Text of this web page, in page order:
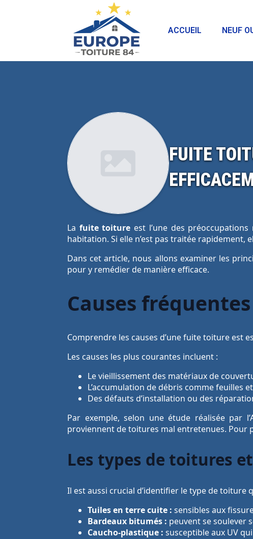
ACCUEIL NEUF
FUITE
La fuite toiture est l’une des
habitation. Si elle n’est pas traitée
Dans cet article, nous allons examiner les
pour y remédier de manière efficace.
Causes
Comprendre les causes d’une fuite toiture est
Les causes les plus courantes incluent :
Le vieillissement des matériaux de
L’accumulation de débris comme feuilles
Des défauts d’installation ou des
Par exemple, selon une étude réalisée par
proviennent de toitures mal entretenues. Pour
Les types de toitures
Il est aussi crucial d’identifier le type de toiture
Tuiles en terre cuite : sensibles aux
Bardeaux bitumés : peuvent se soulever
Caucho-plastique : susceptible aux UV